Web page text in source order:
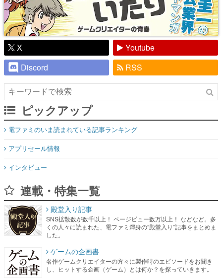
X
Youtube
Discord
RSS
ピックアップ
電ファミのいま読まれている記事ランキング
アプリセール情報
インタビュー
連載・特集一覧
殿堂入り記事
SNS拡散数が数千以上！ ページビュー数万以上！ などなど。多
くの人々に読まれた、電ファミ渾身の“殿堂入り”記事をまとめま
した。
ゲームの企画書
名作ゲームクリエイターの方々に製作時のエピソードをお聞き
し、ヒットする企画（ゲーム）とは何か？を探っていきます。